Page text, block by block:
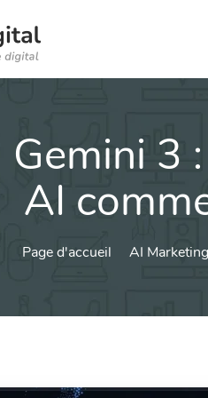
Gemini 3
AI
Page d'accueil AI Marketing